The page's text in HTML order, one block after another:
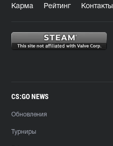
Карма Рейтинг Контакты
CS:GO NEWS
Обновления
Турниры